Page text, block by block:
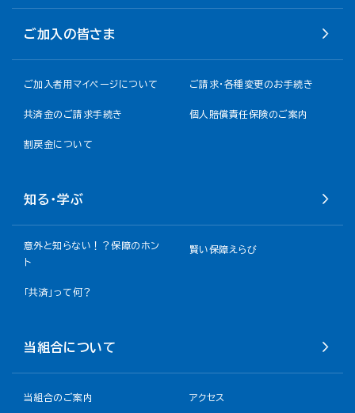
ご加入の皆さま
ご加入者用マイページについて ご請求・各種変更のお手続き
共済金のご請求手続き 個人賠償責任保険のご案内
割戻金について​
知る・学ぶ
意外と知らない！？保障のホン
ト
賢い保障えらび
「共済」って何？
当組合について
当組合のご案内 アクセス